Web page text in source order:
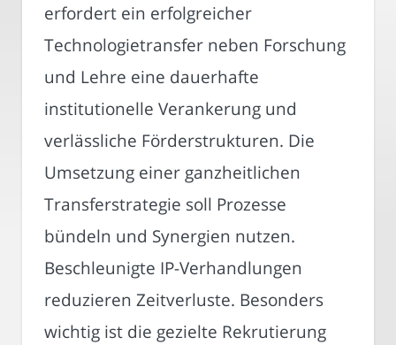
erfordert ein erfolgreicher
Technologietransfer neben Forschung
und Lehre eine dauerhafte
institutionelle Verankerung und
verlässliche Förderstrukturen. Die
Umsetzung einer ganzheitlichen
Transferstrategie soll Prozesse
bündeln und Synergien nutzen.
Beschleunigte IP-Verhandlungen
reduzieren Zeitverluste. Besonders
wichtig ist die gezielte Rekrutierung